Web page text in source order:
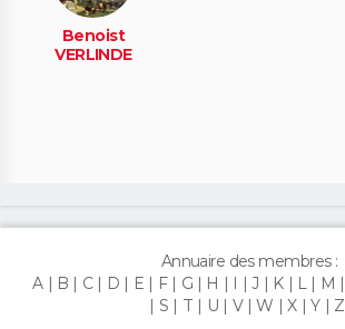
Benoist
VERLINDE
Annuaire des membres :
A
B C D E F G H I J K L M
S
T U V W X Y Z